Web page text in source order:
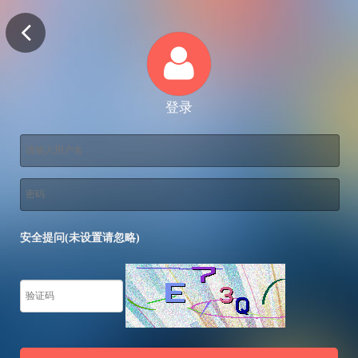
登录
安全提问(未设置请忽略)